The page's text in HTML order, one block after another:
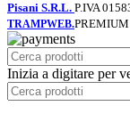
Pisani S.R.L. P.IVA
TRAMPWEB.
Inizia a digitare per